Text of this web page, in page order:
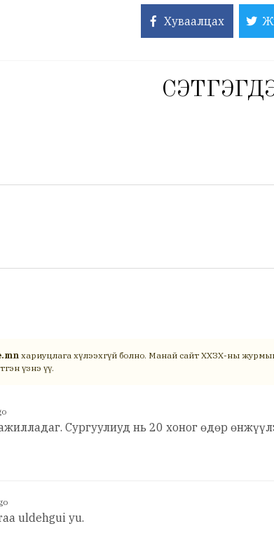
Хуваалцах
хариуцлага хүлээхгүй болно. Манай сайт ХХЗХ-ны
үзнэ үү.
Сургуулиуд нь 20 хоног өдөр
uldehgui yu.